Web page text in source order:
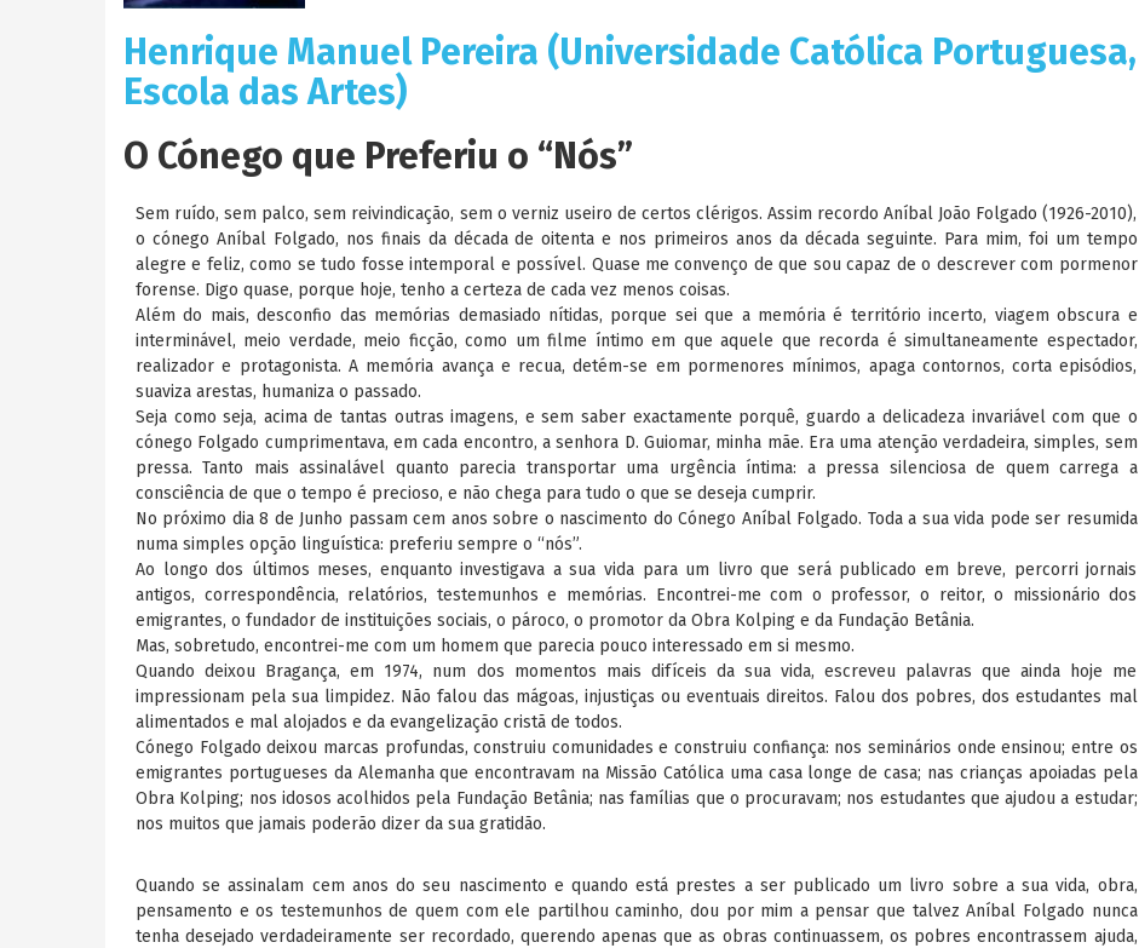
Henrique Manuel Pereira (Universidade Católica Portuguesa,
Escola das Artes)
O Cónego que Preferiu o “Nós”
Sem ruído, sem palco, sem reivindicação, sem o verniz useiro de certos clérigos. Assim recordo Aníbal João Folgado (1926-2010),
o cónego Aníbal Folgado, nos finais da década de oitenta e nos primeiros anos da década seguinte. Para mim, foi um tempo
alegre e feliz, como se tudo fosse intemporal e possível. Quase me convenço de que sou capaz de o descrever com pormenor
forense. Digo quase, porque hoje, tenho a certeza de cada vez menos coisas.
Além do mais, desconfio das memórias demasiado nítidas, porque sei que a memória é território incerto, viagem obscura e
interminável, meio verdade, meio ficção, como um filme íntimo em que aquele que recorda é simultaneamente espectador,
realizador e protagonista. A memória avança e recua, detém-se em pormenores mínimos, apaga contornos, corta episódios,
suaviza arestas, humaniza o passado.
Seja como seja, acima de tantas outras imagens, e sem saber exactamente porquê, guardo a delicadeza invariável com que o
cónego Folgado cumprimentava, em cada encontro, a senhora D. Guiomar, minha mãe. Era uma atenção verdadeira, simples, sem
pressa. Tanto mais assinalável quanto parecia transportar uma urgência íntima: a pressa silenciosa de quem carrega a
consciência de que o tempo é precioso, e não chega para tudo o que se deseja cumprir.
No próximo dia 8 de Junho passam cem anos sobre o nascimento do Cónego Aníbal Folgado. Toda a sua vida pode ser resumida
numa simples opção linguística: preferiu sempre o “nós”.
Ao longo dos últimos meses, enquanto investigava a sua vida para um livro que será publicado em breve, percorri jornais
antigos, correspondência, relatórios, testemunhos e memórias. Encontrei-me com o professor, o reitor, o missionário dos
emigrantes, o fundador de instituições sociais, o pároco, o promotor da Obra Kolping e da Fundação Betânia.
Mas, sobretudo, encontrei-me com um homem que parecia pouco interessado em si mesmo.
Quando deixou Bragança, em 1974, num dos momentos mais difíceis da sua vida, escreveu palavras que ainda hoje me
impressionam pela sua limpidez. Não falou das mágoas, injustiças ou eventuais direitos. Falou dos pobres, dos estudantes mal
alimentados e mal alojados e da evangelização cristã de todos.
Cónego Folgado deixou marcas profundas, construiu comunidades e construiu confiança: nos seminários onde ensinou; entre os
emigrantes portugueses da Alemanha que encontravam na Missão Católica uma casa longe de casa; nas crianças apoiadas pela
Obra Kolping; nos idosos acolhidos pela Fundação Betânia; nas famílias que o procuravam; nos estudantes que ajudou a estudar;
nos muitos que jamais poderão dizer da sua gratidão.
Quando se assinalam cem anos do seu nascimento e quando está prestes a ser publicado um livro sobre a sua vida, obra,
pensamento e os testemunhos de quem com ele partilhou caminho, dou por mim a pensar que talvez Aníbal Folgado nunca
tenha desejado verdadeiramente ser recordado, querendo apenas que as obras continuassem, os pobres encontrassem ajuda,